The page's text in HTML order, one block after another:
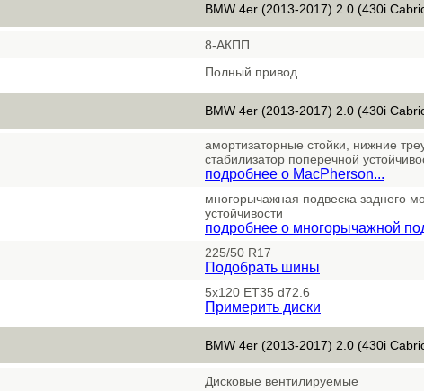
BMW 4er (2013-2017) 2.0 (430i
8-АКПП
Полный привод
BMW 4er (2013-2017) 2.0 (430i
амортизаторные стойки, нижние
стабилизатор поперечной
подробнее о MacPherson...
многорычажная подвеска заднего
устойчивости
подробнее о многорычажной
225/50 R17
Подобрать шины
5x120 ET35 d72.6
Примерить диски
BMW 4er (2013-2017) 2.0 (430i
Дисковые вентилируемые